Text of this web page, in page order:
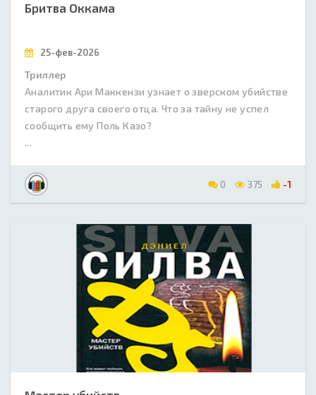
Бритва Оккама
25-фев-2026
Триллер
Аналитик Ари Маккензи узнает о зверском убийстве
старого друга своего отца. Что за тайну не успел
сообщить ему Поль Казо?
...
0 375 -1